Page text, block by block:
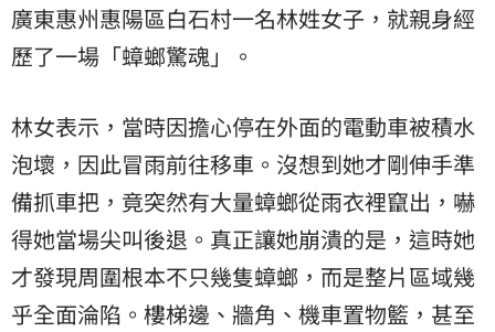
廣東惠州惠陽區白石村一名林姓女子，就親身經
歷了一場「蟑螂驚魂」。
林女表示，當時因擔心停在外面的電動車被積水
泡壞，因此冒雨前往移車。沒想到她才剛伸手準
備抓車把，竟突然有大量蟑螂從雨衣裡竄出，嚇
得她當場尖叫後退。真正讓她崩潰的是，這時她
才發現周圍根本不只幾隻蟑螂，而是整片區域幾
乎全面淪陷。樓梯邊、牆角、機車置物籃，甚至